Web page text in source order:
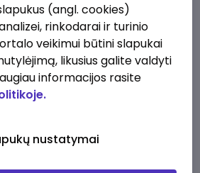
pasiūlymai jus domina?
(angl. cookies)
rinkodarai ir turinio
veikimui būtini slapukai
likusius galite valdyti
informacijos rasite
nustatymai